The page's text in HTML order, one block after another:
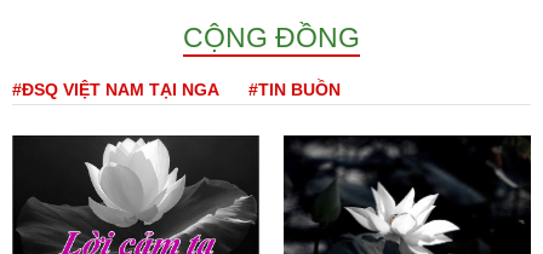
CỘNG ĐỒNG
#ĐSQ VIỆT NAM TẠI NGA #TIN BUỒN